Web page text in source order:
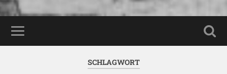
SCHLAGWORT